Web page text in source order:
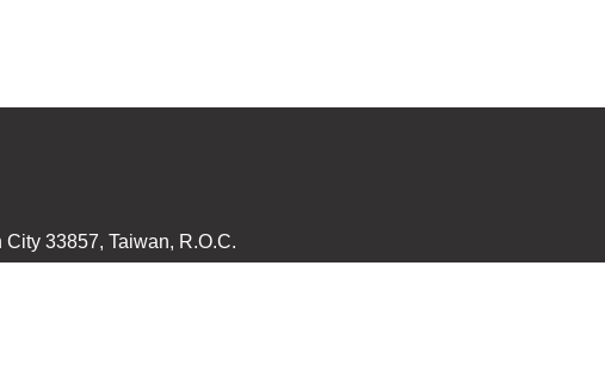
33857, Taiwan, R.O.C.